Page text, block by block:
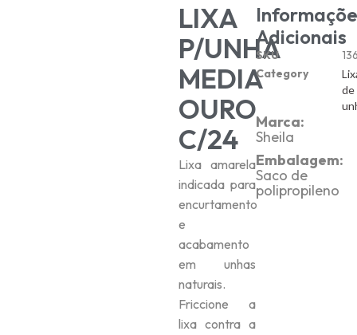
LIXA
P/UNHA
MEDIA
OURO
C/24
Lixa amarela
indicada para
encurtamento
e
acabamento
em unhas
naturais.
Friccione a
lixa contra a
Adicionais
SKU
Category
de
Marca:
Sheila
Embalagem:
Saco de
polipropileno